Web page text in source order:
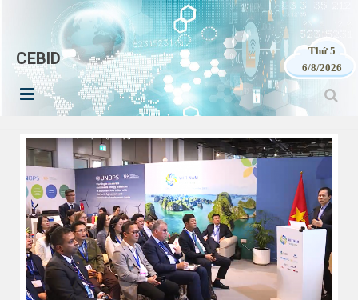
CEBID
Thứ 5
6/8/2026